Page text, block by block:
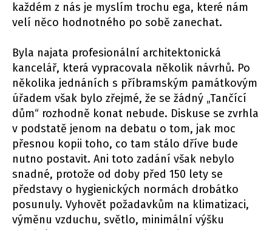
každém z nás je myslím trochu ega, které nám
velí něco hodnotného po sobě zanechat.
Byla najata profesionální architektonická
kancelář, která vypracovala několik návrhů. Po
několika jednáních s příbramským památkovým
úřadem však bylo zřejmé, že se žádný „Tančící
dům“ rozhodně konat nebude. Diskuse se zvrhla
v podstatě jenom na debatu o tom, jak moc
přesnou kopii toho, co tam stálo dříve bude
nutno postavit. Ani toto zadání však nebylo
snadné, protože od doby před 150 lety se
představy o hygienických normách drobátko
posunuly. Vyhovět požadavkům na klimatizaci,
výměnu vzduchu, světlo, minimální výšku